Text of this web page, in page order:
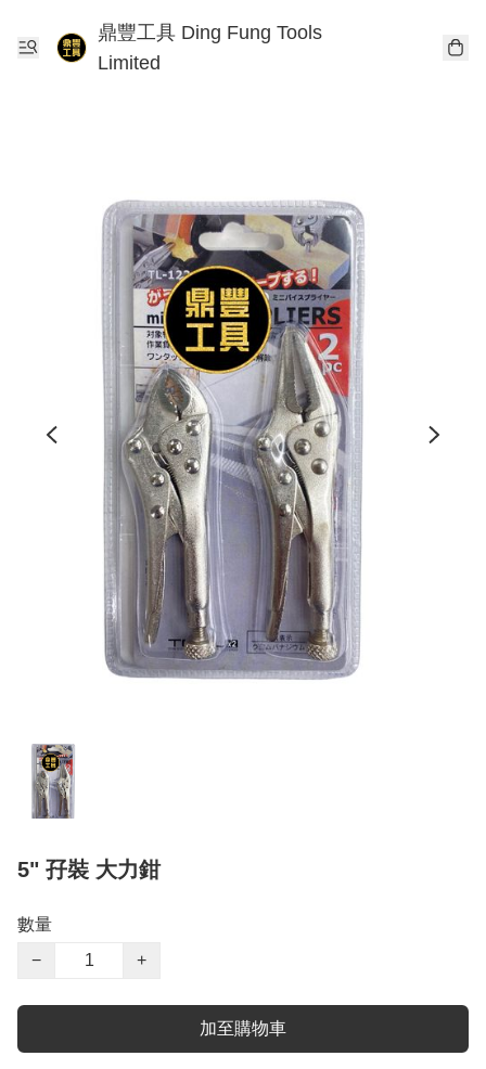
鼎豐工具 Ding Fung Tools
Limited
5" 孖裝 大力鉗
數量
−
+
加至購物車